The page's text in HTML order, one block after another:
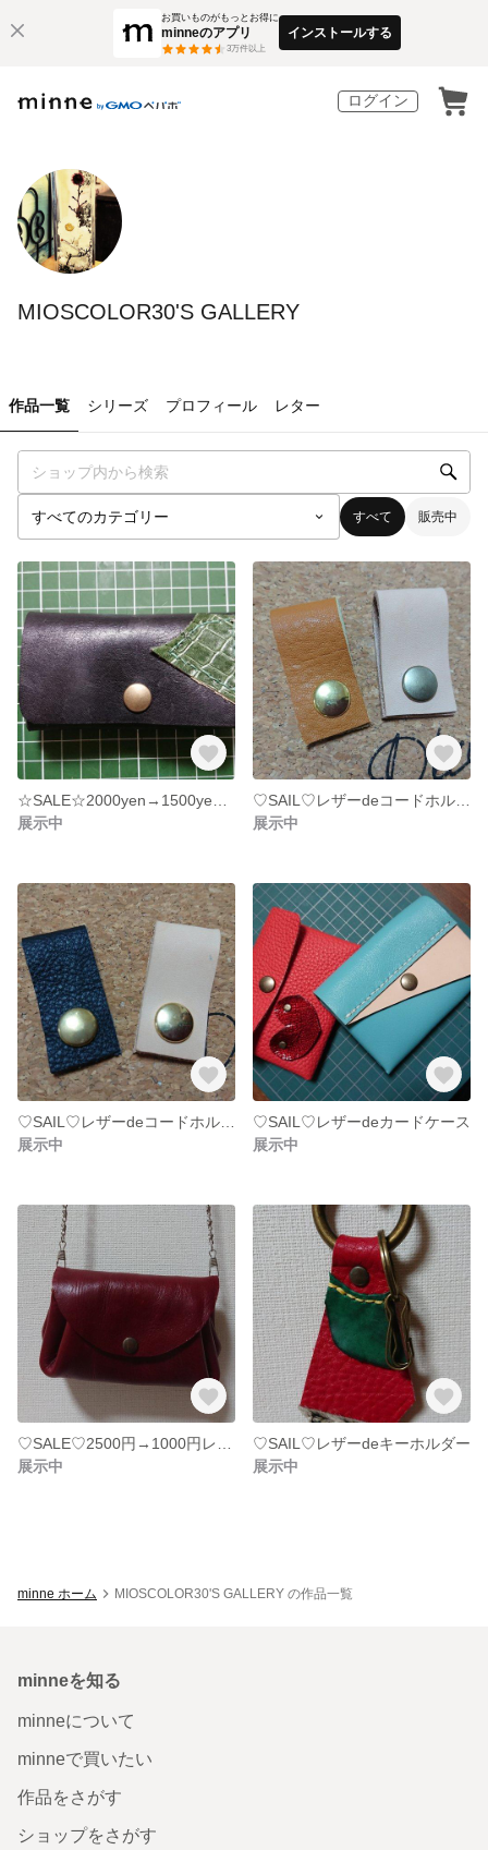
お買いものがもっとお得に
minneのアプリ
3万件以上
インストールする
ログイン
MIOSCOLOR30'S GALLERY
作品一覧 シリーズ プロフィール レター
すべて 販売中
展示中
展示中
展示中
♡SAIL♡レザーdeカードケース
展示中
展示中
♡SAIL♡レザーdeキーホルダー
展示中
minne ホーム MIOSCOLOR30'S GALLERY の作品一覧
minneを知る
minneについて
minneで買いたい
作品をさがす
ショップをさがす